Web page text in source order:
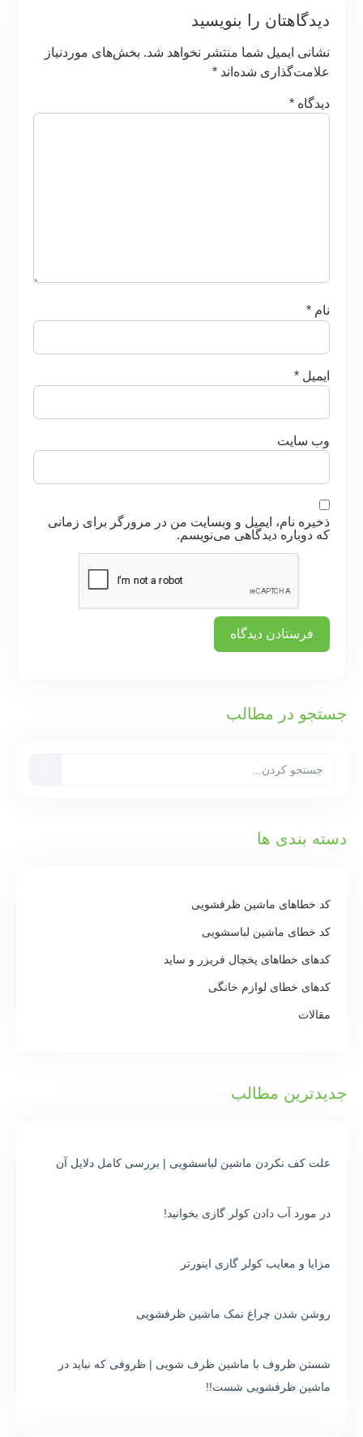
دیدگاهتان را بنویسید
نشانی ایمیل شما منتشر نخواهد شد. بخش‌های موردنیاز
علامت‌گذاری شده‌اند *
دیدگاه *
نام *
ایمیل *
وب‌ سایت
ذخیره نام، ایمیل و وبسایت من در مرورگر برای زمانی
که دوباره دیدگاهی می‌نویسم.
جستجو در مطالب
دسته بندی ها
کد خطاهای ماشین ظرفشویی
کد خطای ماشین لباسشویی
کدهای خطاهای یخچال فریزر و ساید
کدهای خطای لوازم خانگی
مقالات
جدیدترین مطالب
علت کف نکردن ماشین لباسشویی | بررسی کامل دلایل آن
در مورد آب دادن کولر گازی بخوانید!
مزایا و معایب کولر گازی اینورتر
روشن شدن چراغ نمک ماشین ظرفشویی
شستن ظروف با ماشین ظرف شویی | ظروفی که نباید در
ماشین ظرفشویی شست!!